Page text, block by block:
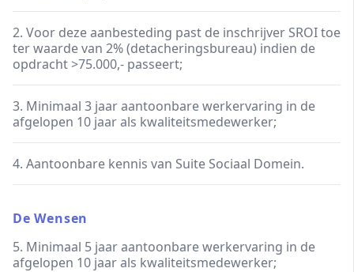
2. Voor deze aanbesteding past de inschrijver SROI toe
ter waarde van 2% (detacheringsbureau) indien de
opdracht >75.000,- passeert;
3. Minimaal 3 jaar aantoonbare werkervaring in de
afgelopen 10 jaar als kwaliteitsmedewerker;
4. Aantoonbare kennis van Suite Sociaal Domein.
De Wensen
5. Minimaal 5 jaar aantoonbare werkervaring in de
afgelopen 10 jaar als kwaliteitsmedewerker;